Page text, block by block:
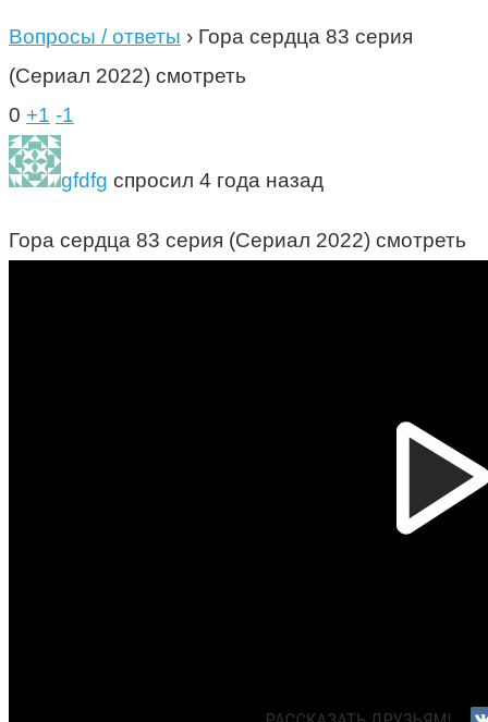
Вопросы / ответы › Гора сердца 83 серия
(Сериал 2022) смотреть
0 +1 -1
gfdfg спросил 4 года назад
Гора сердца 83 серия (Сериал 2022) смотреть